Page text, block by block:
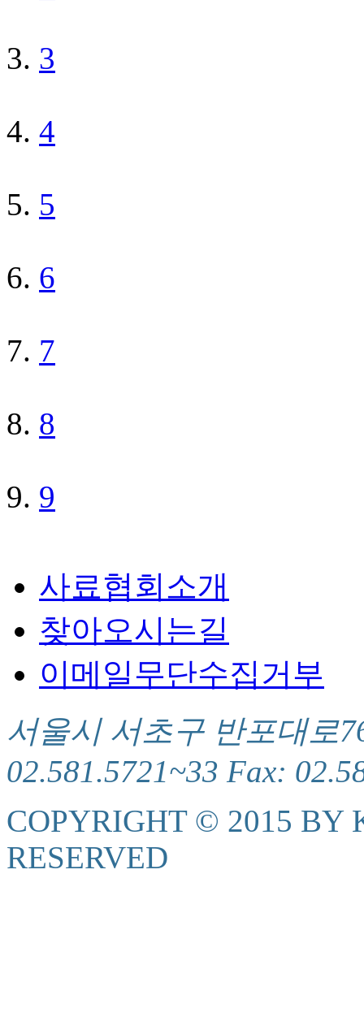
3
4
5
6
7
8
9
사료협회소개
찾아오시는길
이메일무단수집거부
서울시 서초구 반포대로
02.581.5721~33 Fax:
COPYRIGHT © 2015 BY
RESERVED